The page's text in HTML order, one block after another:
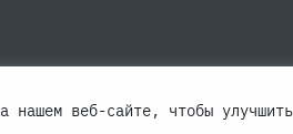
нашем веб-сайте, чтобы